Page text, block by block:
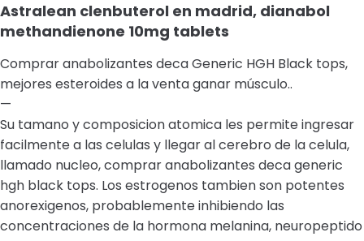
Astralean clenbuterol en madrid, dianabol
methandienone 10mg tablets
Comprar anabolizantes deca Generic HGH Black tops,
mejores esteroides a la venta ganar músculo..
—
Su tamano y composicion atomica les permite ingresar
facilmente a las celulas y llegar al cerebro de la celula,
llamado nucleo, comprar anabolizantes deca generic
hgh black tops. Los estrogenos tambien son potentes
anorexigenos, probablemente inhibiendo las
concentraciones de la hormona melanina, neuropeptido